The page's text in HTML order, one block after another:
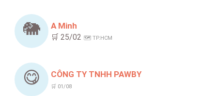
🐘 A Minh
🛒 25/02 🗺️ TP.HCM
😋 CÔNG TY TNHH PAWBY
🛒 01/08